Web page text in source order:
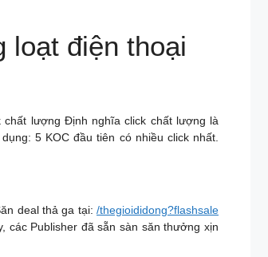
loạt điện thoại
lượng Định nghĩa click chất lượng là
5 KOC đầu tiên có nhiều click nhất.
deal thả ga tại: /thegioididong?flashsale
các Publisher đã sẵn sàn săn thưởng xịn